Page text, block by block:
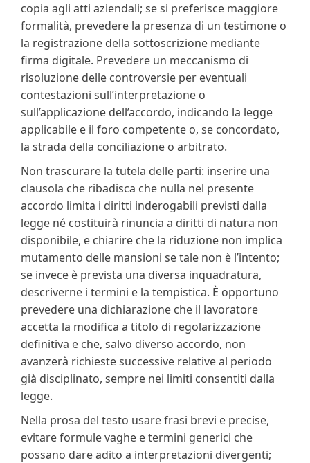
copia agli atti aziendali; se si preferisce maggiore
formalità, prevedere la presenza di un testimone o
la registrazione della sottoscrizione mediante
firma digitale. Prevedere un meccanismo di
risoluzione delle controversie per eventuali
contestazioni sull’interpretazione o
sull’applicazione dell’accordo, indicando la legge
applicabile e il foro competente o, se concordato,
la strada della conciliazione o arbitrato.
Non trascurare la tutela delle parti: inserire una
clausola che ribadisca che nulla nel presente
accordo limita i diritti inderogabili previsti dalla
legge né costituirà rinuncia a diritti di natura non
disponibile, e chiarire che la riduzione non implica
mutamento delle mansioni se tale non è l’intento;
se invece è prevista una diversa inquadratura,
descriverne i termini e la tempistica. È opportuno
prevedere una dichiarazione che il lavoratore
accetta la modifica a titolo di regolarizzazione
definitiva e che, salvo diverso accordo, non
avanzerà richieste successive relative al periodo
già disciplinato, sempre nei limiti consentiti dalla
legge.
Nella prosa del testo usare frasi brevi e precise,
evitare formule vaghe e termini generici che
possano dare adito a interpretazioni divergenti;